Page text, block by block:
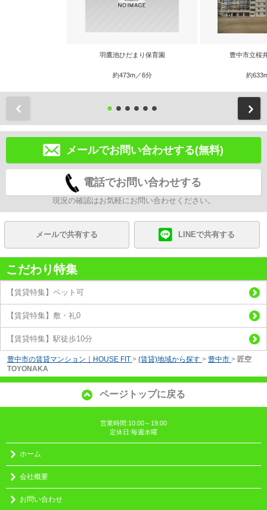
羽鷹池ひだまり保育園
約473m／6分
豊中市立桜
約
メールでお問い合わせする(無料)
電話でお問い合わせする
現況の確認はお気軽にお問い合わせください。
メールで共有する LINEで共有する
こだわり特集
【賃貸特集】ペット可
【賃貸特集】敷・礼0
【賃貸特集】駅徒歩10分
豊中市の賃貸マンション｜HOUSE FIT > (賃貸)地域から探す > 豊中市 > 匠空
TOYONAKA
ページトップに戻る
営業時間:10:00～19:00
定休日:毎週水曜
ホーム
会社概要
お問い合わせ